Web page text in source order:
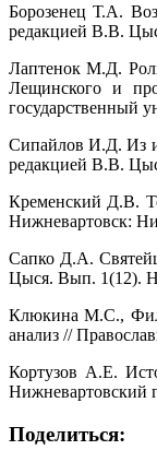
Борозенец Т.А.
редакцией В.В.
Лаптенок М.Д.
Лещинского и
государственный
Сипайлов И.Д. Из
редакцией В.В.
Кременский Д.В.
Нижневартовск:
Сапко Д.А.
Цыся. Вып. 1(12).
Клюкина М.С.,
анализ //
Кортузов А.Е.
Нижневартовский
Поделиться: